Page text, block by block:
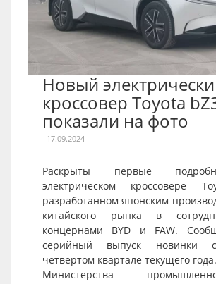
Новый
кроссовер Toyota
показали на фото
17.09.2024
Раскрыты первые
электрическом кроссовере
разработанном японским
китайского рынка в
концернами BYD и FAW.
серийный выпуск новинки
четвертом квартале текущего
Министерства